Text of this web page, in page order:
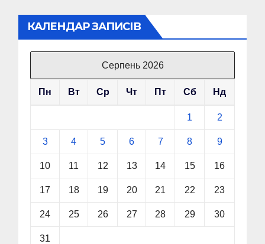
КАЛЕНДАР ЗАПИСІВ
Серпень 2026
Пн Вт Ср Чт Пт Сб Нд
1 2
3 4 5 6 7 8 9
10 11 12 13 14 15 16
17 18 19 20 21 22 23
24 25 26 27 28 29 30
31